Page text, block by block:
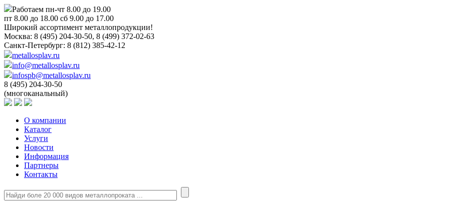
Работаем пн-чт 8.00 до 19.00
пт 8.00 до 18.00 сб 9.00 до 17.00
Широкий ассортимент металлопродукции!
Москва: 8 (495) 204-30-50, 8 (499) 372-02-63
Санкт-Петербург: 8 (812) 385-42-12
metallosplav.ru
info@metallosplav.ru
infospb@metallosplav.ru
8 (495) 204-30-50
(многоканальный)
О компании
Каталог
Услуги
Новости
Информация
Партнеры
Контакты